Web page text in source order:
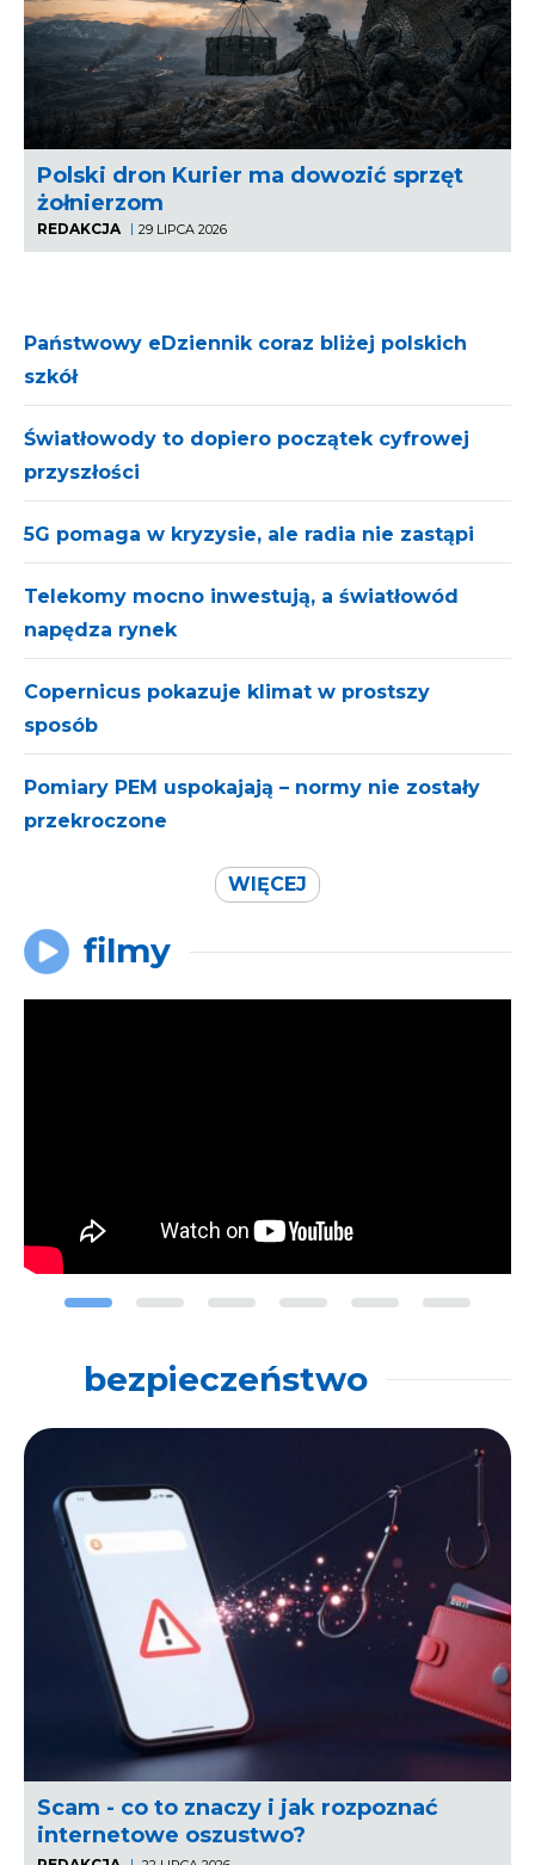
Polski dron Kurier ma dowozić sprzęt
żołnierzom
REDAKCJA 29 LIPCA 2026
Państwowy eDziennik coraz bliżej polskich
szkół
Światłowody to dopiero początek cyfrowej
przyszłości
5G pomaga w kryzysie, ale radia nie zastąpi
Telekomy mocno inwestują, a światłowód
napędza rynek
Copernicus pokazuje klimat w prostszy
sposób
Pomiary PEM uspokajają – normy nie zostały
przekroczone
WIĘCEJ
filmy
bezpieczeństwo
Scam - co to znaczy i jak rozpoznać
internetowe oszustwo?